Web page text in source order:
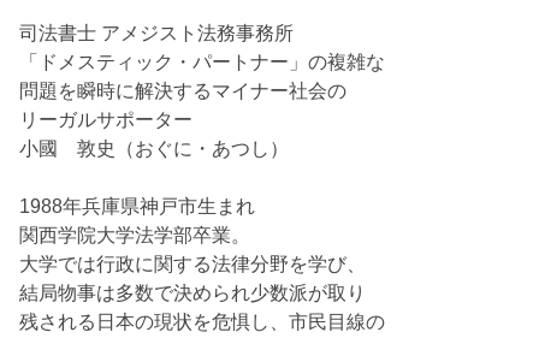
司法書士 アメジスト法務事務所
「ドメスティック・パートナー」の複雑な
問題を瞬時に解決するマイナー社会の
リーガルサポーター
小國 敦史（おぐに・あつし）
1988年兵庫県神戸市生まれ
関西学院大学法学部卒業。
大学では行政に関する法律分野を学び、
結局物事は多数で決められ少数派が取り
残される日本の現状を危惧し、市民目線の